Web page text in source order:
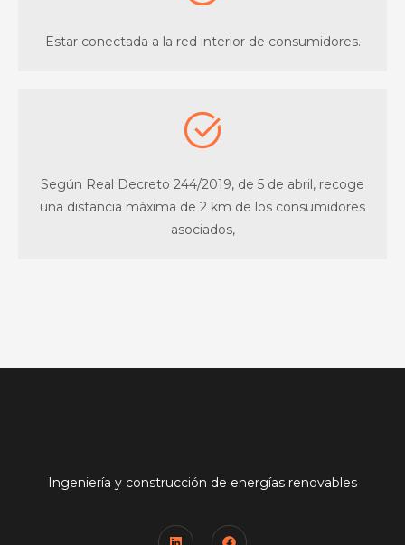
Estar conectada a la red interior de consumidores.
Según Real Decreto 244/2019, de 5 de abril, recoge
una distancia máxima de 2 km de los consumidores
asociados,
Ingeniería y construcción de energías renovables